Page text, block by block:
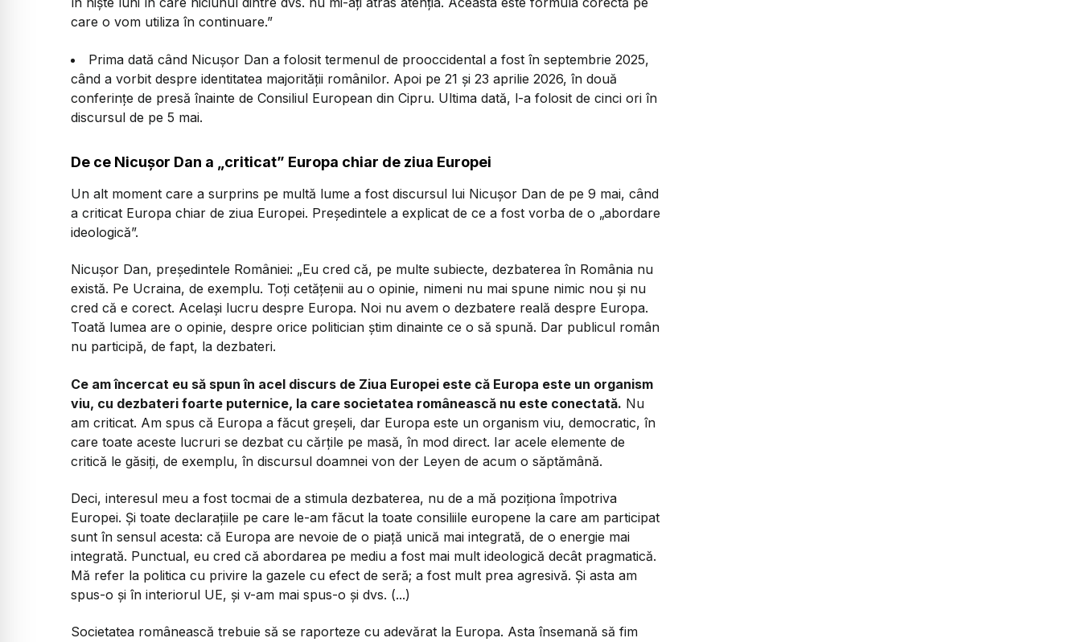
care o vom utiliza în continuare.”
Prima dată când Nicușor Dan a folosit termenul de prooccidental a fost în septembrie 2025,
când a vorbit despre identitatea majorității românilor. Apoi pe 21 și 23 aprilie 2026, în două
conferințe de presă înainte de Consiliul European din Cipru. Ultima dată, l-a folosit de cinci ori în
discursul de pe 5 mai.
De ce Nicușor Dan a „criticat” Europa chiar de ziua Europei
Un alt moment care a surprins pe multă lume a fost discursul lui Nicușor Dan de pe 9 mai, când
a criticat Europa chiar de ziua Europei. Președintele a explicat de ce a fost vorba de o „abordare
ideologică”.
Nicușor Dan, președintele României: „​Eu cred că, pe multe subiecte, dezbaterea în România nu
există. Pe Ucraina, de exemplu. Toți cetățenii au o opinie, nimeni nu mai spune nimic nou și nu
cred că e corect. Același lucru despre Europa. Noi nu avem o dezbatere reală despre Europa.
Toată lumea are o opinie, despre orice politician știm dinainte ce o să spună. Dar publicul român
nu participă, de fapt, la dezbateri.
Ce am încercat eu să spun în acel discurs de Ziua Europei este că Europa este un organism
viu, cu dezbateri foarte puternice, la care societatea românească nu este conectată. Nu
am criticat. Am spus că Europa a făcut greșeli, dar Europa este un organism viu, democratic, în
care toate aceste lucruri se dezbat cu cărțile pe masă, în mod direct. Iar acele elemente de
critică le găsiți, de exemplu, în discursul doamnei von der Leyen de acum o săptămână.
Deci, interesul meu a fost tocmai de a stimula dezbaterea, nu de a mă poziționa împotriva
Europei. Și toate declarațiile pe care le-am făcut la toate consiliile europene la care am participat
sunt în sensul acesta: că Europa are nevoie de o piață unică mai integrată, de o energie mai
integrată. Punctual, eu cred că abordarea pe mediu a fost mai mult ideologică decât pragmatică.
Mă refer la politica cu privire la gazele cu efect de seră; a fost mult prea agresivă. Și asta am
spus-o și în interiorul UE, și v-am mai spus-o și dvs. (...)
Societatea românească trebuie să se raporteze cu adevărat la Europa. Asta însemană să fim